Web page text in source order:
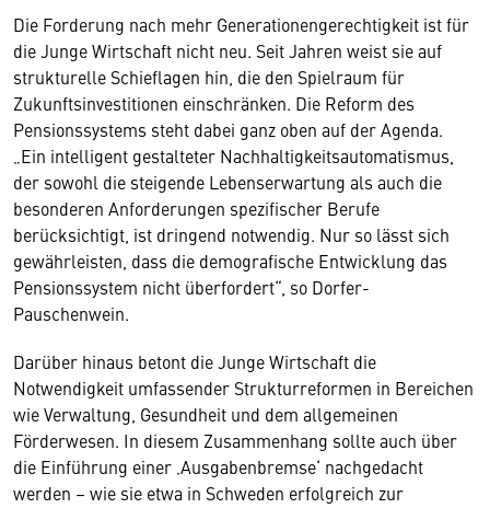
Die Forderung nach mehr Generationengerechtigkeit ist für
die Junge Wirtschaft nicht neu. Seit Jahren weist sie auf
strukturelle Schieflagen hin, die den Spielraum für
Zukunftsinvestitionen einschränken. Die Reform des
Pensionssystems steht dabei ganz oben auf der Agenda.
„Ein intelligent gestalteter Nachhaltigkeitsautomatismus,
der sowohl die steigende Lebenserwartung als auch die
besonderen Anforderungen spezifischer Berufe
berücksichtigt, ist dringend notwendig. Nur so lässt sich
gewährleisten, dass die demografische Entwicklung das
Pensionssystem nicht überfordert“, so Dorfer-
Pauschenwein.
Darüber hinaus betont die Junge Wirtschaft die
Notwendigkeit umfassender Strukturreformen in Bereichen
wie Verwaltung, Gesundheit und dem allgemeinen
Förderwesen. In diesem Zusammenhang sollte auch über
die Einführung einer ‚Ausgabenbremse‘ nachgedacht
werden – wie sie etwa in Schweden erfolgreich zur